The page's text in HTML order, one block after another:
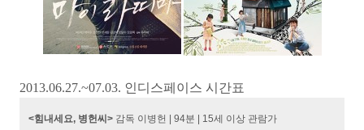
2013.06.27.~07.03. 인디스페이스 시간표
<힘내세요, 병헌씨> 감독 이병헌 | 94분 | 15세 이상 관람가